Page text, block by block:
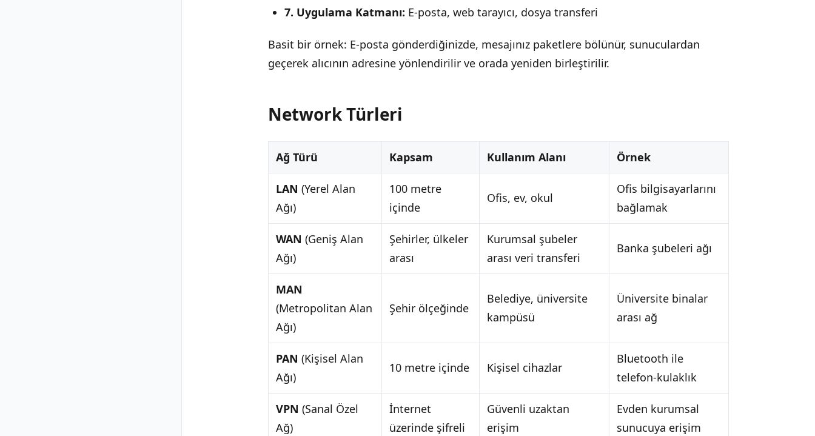
7. Uygulama Katmanı: E-posta, web tarayıcı, dosya transferi
Basit bir örnek: E-posta gönderdiğinizde, mesajınız paketlere bölünür, sunuculardan
geçerek alıcının adresine yönlendirilir ve orada yeniden birleştirilir.
Network Türleri
Ağ Türü Kapsam Kullanım Alanı Örnek
LAN (Yerel Alan
Ağı)
100 metre
içinde
Ofis, ev, okul
Ofis bilgisayarlarını
bağlamak
WAN (Geniş Alan
Ağı)
Şehirler, ülkeler
arası
Kurumsal şubeler
arası veri transferi
Banka şubeleri ağı
MAN
(Metropolitan Alan
Ağı)
Şehir ölçeğinde
Belediye, üniversite
kampüsü
Üniversite binalar
arası ağ
PAN (Kişisel Alan
Ağı)
10 metre içinde Kişisel cihazlar
Bluetooth ile
telefon-kulaklık
VPN (Sanal Özel
Ağ)
İnternet
üzerinde şifreli
Güvenli uzaktan
erişim
Evden kurumsal
sunucuya erişim